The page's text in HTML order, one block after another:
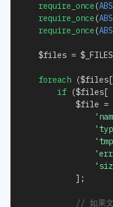
require_once(
require_once(
require_once(
$files = $_FILES
foreach ($files[
if ($files[
$file =
] ;
// 如果文